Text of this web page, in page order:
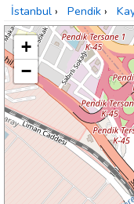
İstanbul › Pendik ›
+
−